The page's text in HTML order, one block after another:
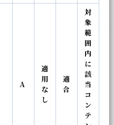
A
適
用
な
し
適
合
対
象
範
囲
内
に
該
当
コ
ン
テ